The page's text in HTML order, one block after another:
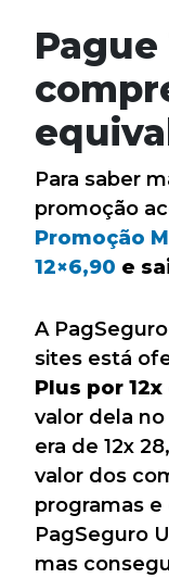
Pague
Para saber
promoção
Promoção
12×6,90 e
A
sites está
Plus por 12x
valor dela
era de 12x
valor dos
programas
PagSeguro
mas